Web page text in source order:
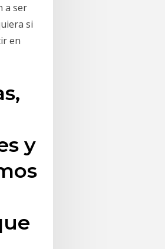
a ser
si
en
y